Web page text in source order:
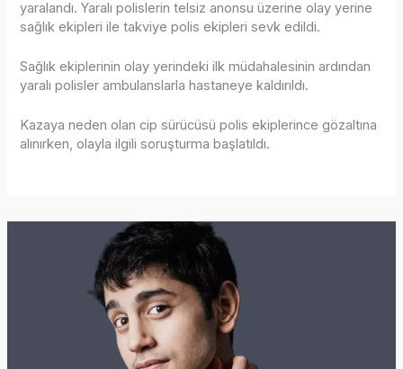
yaralandı. Yaralı polislerin telsiz anonsu üzerine olay yerine
sağlık ekipleri ile takviye polis ekipleri sevk edildi.
Sağlık ekiplerinin olay yerindeki ilk müdahalesinin ardından
yaralı polisler ambulanslarla hastaneye kaldırıldı.
Kazaya neden olan cip sürücüsü polis ekiplerince gözaltına
alınırken, olayla ilgili soruşturma başlatıldı.